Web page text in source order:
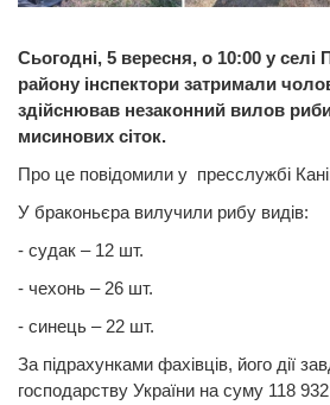
Сьогодні, 5 вересня, о 10:00 у селі
району інспектори затримали
здійснював незаконний вилов
мисинових сіток.
Про це повідомили у пресслужбі
У браконьєра вилучили рибу видів:
- судак – 12 шт.
- чехонь – 26 шт.
- синець – 22 шт.
За підрахунками фахівців, його дії
господарству України на суму 118